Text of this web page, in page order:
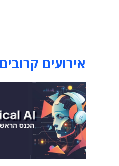
אירועים קרובים